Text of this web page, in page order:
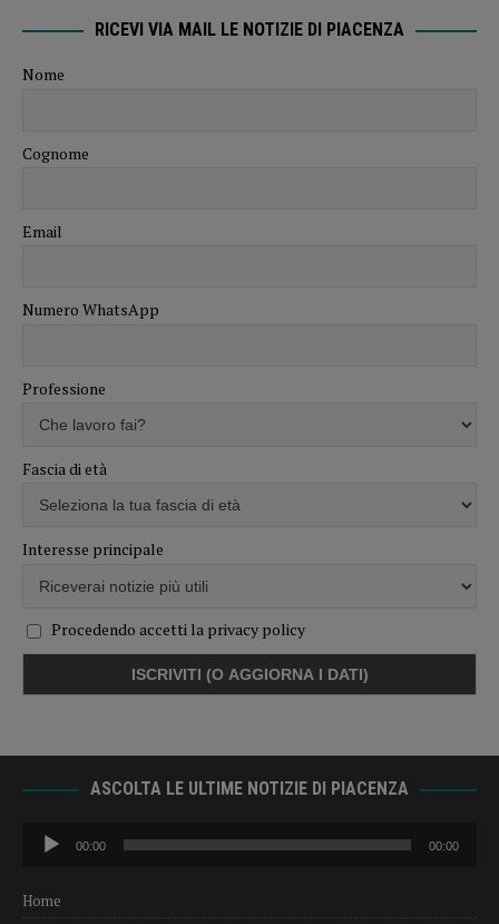
RICEVI VIA MAIL LE NOTIZIE DI PIACENZA
Nome
Cognome
Email
Numero WhatsApp
Professione
Fascia di età
Interesse principale
Procedendo accetti la privacy policy
ASCOLTA LE ULTIME NOTIZIE DI PIACENZA
Audio
Player
00:00 00:00
Home